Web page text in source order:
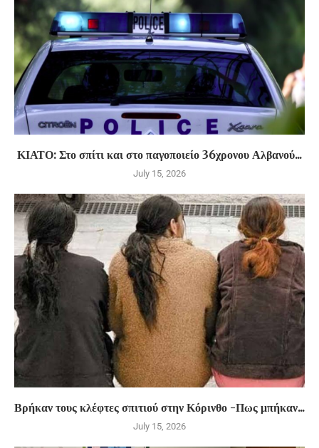
ΚΙΑΤΟ: Στο σπίτι και στο παγοποιείο 36χρονου Αλβανού...
July 15, 2026
Βρήκαν τους κλέφτες σπιτιού στην Κόρινθο -Πως μπήκαν...
July 15, 2026